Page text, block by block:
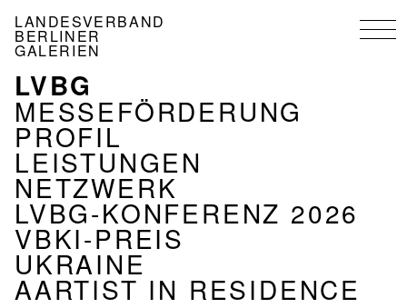
zum
Inhalt
LANDESVERBAND
BERLINER
GALERIEN
NAVIGATION
VERBAND
LVBG
MESSEFÖRDERUNG
PROFIL
LEISTUNGEN
NETZWERK
LVBG-KONFERENZ 2026
VBKI-PREIS
UKRAINE
AARTIST IN RESIDENCE